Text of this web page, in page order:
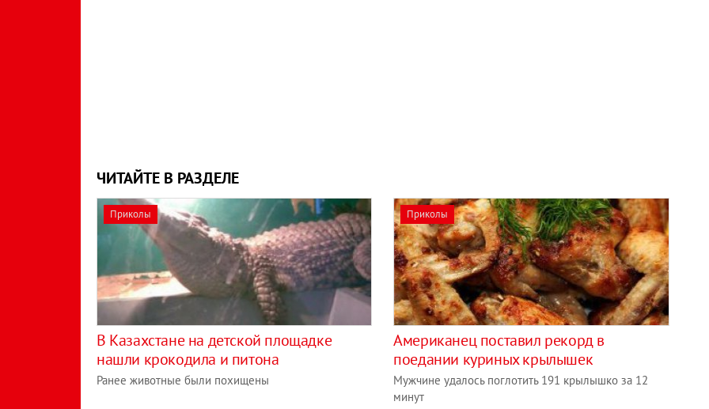
ЧИТАЙТЕ В РАЗДЕЛЕ
Приколы
В Казахстане на детской площадке
нашли крокодила и питона
Ранее животные были похищены
Приколы
Американец поставил рекорд в
поедании куриных крылышек
Мужчине удалось поглотить 191 крылышко за 12
минут